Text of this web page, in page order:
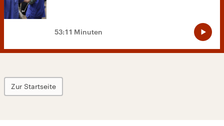
53:11 Minuten
Zur Startseite